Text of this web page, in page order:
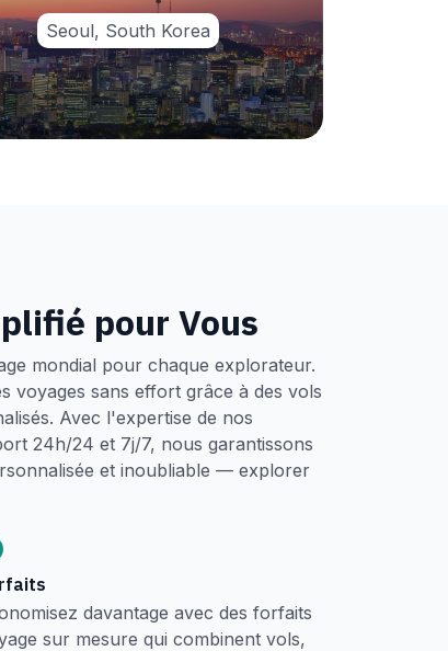
Seoul, South Korea
pour Vous
mondial pour chaque explorateur.
voyages sans effort grâce à des vols
Avec l'expertise de nos
24h/24 et 7j/7, nous garantissons
et inoubliable — explorer
davantage avec des forfaits
sur mesure qui combinent vols,